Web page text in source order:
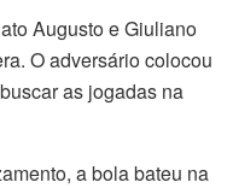
Augusto e Giuliano
O adversário colocou
as jogadas na
a bola bateu na